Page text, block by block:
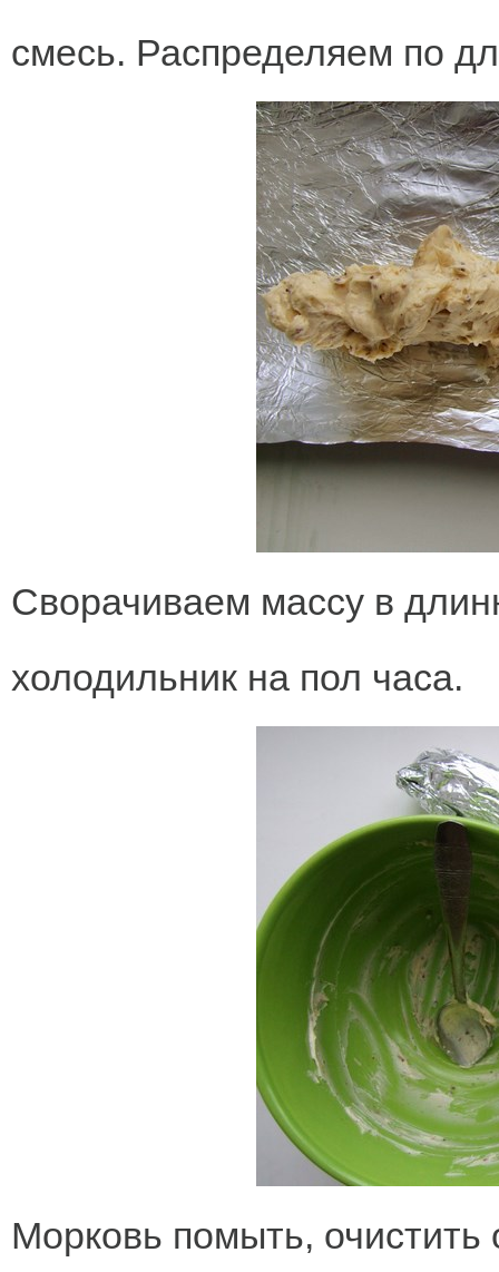
смесь. Распределяем по
Сворачиваем массу в
холодильник на пол часа.
Морковь помыть, очистить